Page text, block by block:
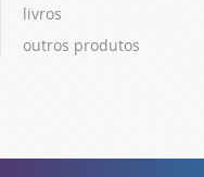
livros
outros produtos